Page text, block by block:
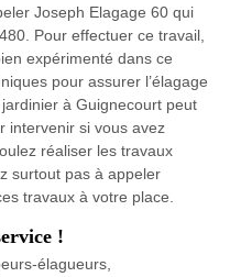
Joseph Elagage 60 qui
Pour effectuer ce travail,
expérimenté dans ce
pour assurer l’élagage
à Guignecourt peut
intervenir si vous avez
réaliser les travaux
surtout pas à appeler
travaux à votre place.
!
élagueurs,